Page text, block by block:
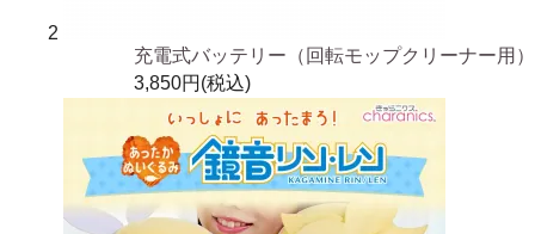
2
充電式バッテリー（回転モップクリーナー用）
3,850円(税込)